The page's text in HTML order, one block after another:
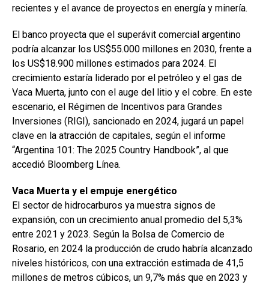
recientes y el avance de proyectos en energía y minería.
El banco proyecta que el superávit comercial argentino
podría alcanzar los US$55.000 millones en 2030, frente a
los US$18.900 millones estimados para 2024. El
crecimiento estaría liderado por el petróleo y el gas de
Vaca Muerta, junto con el auge del litio y el cobre. En este
escenario, el Régimen de Incentivos para Grandes
Inversiones (RIGI), sancionado en 2024, jugará un papel
clave en la atracción de capitales, según el informe
“Argentina 101: The 2025 Country Handbook”, al que
accedió Bloomberg Línea.
Vaca Muerta y el empuje energético
El sector de hidrocarburos ya muestra signos de
expansión, con un crecimiento anual promedio del 5,3%
entre 2021 y 2023. Según la Bolsa de Comercio de
Rosario, en 2024 la producción de crudo habría alcanzado
niveles históricos, con una extracción estimada de 41,5
millones de metros cúbicos, un 9,7% más que en 2023 y